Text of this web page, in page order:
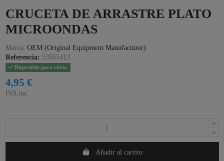
CRUCETA DE ARRASTRE PLATO
MICROONDAS
Marca: OEM (Original Equipment Manufacturer)
Referencia: 53565413
Disponible para envío
4,95 €
IVA inc.
Añadir al carrito